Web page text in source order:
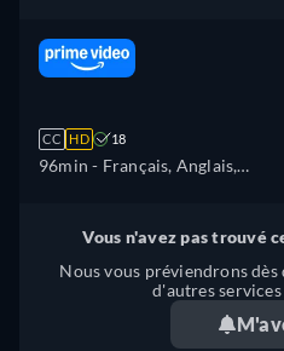
CC HD 18
96min - Français, Anglais,
Vous n'avez pas trouvé
Nous vous préviendrons
d'autres